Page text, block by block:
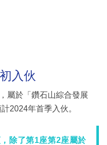
入伙
屬於「鑽石山綜合發展
2024年首季入伙。
除了第1座第2座屬於